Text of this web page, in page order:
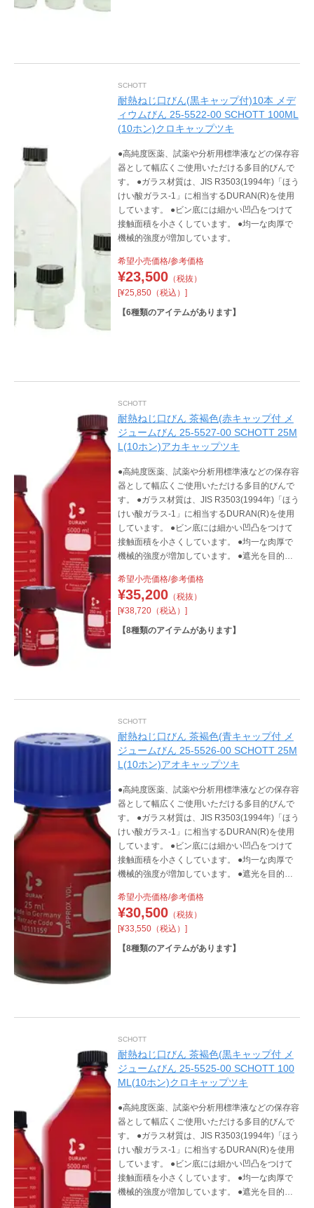
SCHOTT
耐熱ねじ口びん(黒キャップ付)10本 メデ
ィウムびん 25-5522-00 SCHOTT 100ML
(10ホン)クロキャップツキ
●高純度医薬、試薬や分析用標準液などの保存容
器として幅広くご使用いただける多目的びんで
す。 ●ガラス材質は、JIS R3503(1994年)「ほう
けい酸ガラス-1」に相当するDURAN(R)を使用
しています。 ●ビン底には細かい凹凸をつけて
接触面積を小さくしています。 ●均一な肉厚で
機械的強度が増加しています。
希望小売価格/参考価格
¥23,500（税抜）
[¥25,850（税込）]
【6種類のアイテムがあります】
SCHOTT
耐熱ねじ口びん 茶褐色(赤キャップ付 メ
ジュームびん 25-5527-00 SCHOTT 25M
L(10ホン)アカキャップツキ
●高純度医薬、試薬や分析用標準液などの保存容
器として幅広くご使用いただける多目的びんで
す。 ●ガラス材質は、JIS R3503(1994年)「ほう
けい酸ガラス-1」に相当するDURAN(R)を使用
しています。 ●ビン底には細かい凹凸をつけて
接触面積を小さくしています。 ●均一な肉厚で
機械的強度が増加しています。 ●遮光を目的と
へ溶出する心配がありません。
希望小売価格/参考価格
¥35,200（税抜）
[¥38,720（税込）]
【8種類のアイテムがあります】
SCHOTT
耐熱ねじ口びん 茶褐色(青キャップ付 メ
ジュームびん 25-5526-00 SCHOTT 25M
L(10ホン)アオキャップツキ
●高純度医薬、試薬や分析用標準液などの保存容
器として幅広くご使用いただける多目的びんで
す。 ●ガラス材質は、JIS R3503(1994年)「ほう
けい酸ガラス-1」に相当するDURAN(R)を使用
しています。 ●ビン底には細かい凹凸をつけて
接触面積を小さくしています。 ●均一な肉厚で
機械的強度が増加しています。 ●遮光を目的と
へ溶出する心配がありません。
希望小売価格/参考価格
¥30,500（税抜）
[¥33,550（税込）]
【8種類のアイテムがあります】
SCHOTT
耐熱ねじ口びん 茶褐色(黒キャップ付 メ
ジュームびん 25-5525-00 SCHOTT 100
ML(10ホン)クロキャップツキ
●高純度医薬、試薬や分析用標準液などの保存容
器として幅広くご使用いただける多目的びんで
す。 ●ガラス材質は、JIS R3503(1994年)「ほう
けい酸ガラス-1」に相当するDURAN(R)を使用
しています。 ●ビン底には細かい凹凸をつけて
接触面積を小さくしています。 ●均一な肉厚で
機械的強度が増加しています。 ●遮光を目的と